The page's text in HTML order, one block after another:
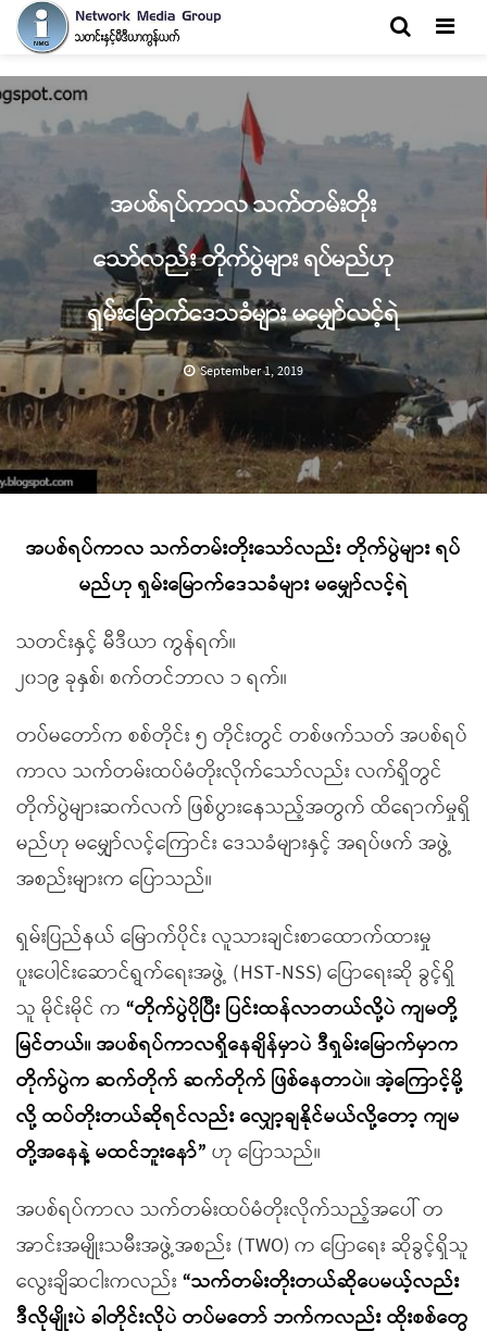
အပစ်ရပ်ကာလ သက်တမ်းတိုး
သော်လည်း တိုက်ပွဲများ ရပ်မည်ဟု
ရှမ်းမြောက်ဒေသခံများ မမျှော်လင့်ရဲ
September 1, 2019
အပစ်ရပ်ကာလ သက်တမ်းတိုးသော်လည်း တိုက်ပွဲများ ရပ်
မည်ဟု ရှမ်းမြောက်ဒေသခံများ မမျှော်လင့်ရဲ
သတင်းနှင့် မီဒီယာ ကွန်ရက်။
၂၀၁၉ ခုနှစ်၊ စက်တင်ဘာလ ၁ ရက်။
တပ်မတော်က စစ်တိုင်း ၅ တိုင်းတွင် တစ်ဖက်သတ် အပစ်ရပ်
ကာလ သက်တမ်းထပ်မံတိုးလိုက်သော်လည်း လက်ရှိတွင်
တိုက်ပွဲများဆက်လက် ဖြစ်ပွားနေသည့်အတွက် ထိရောက်မှုရှိ
မည်ဟု မမျှော်လင့်ကြောင်း ဒေသခံများနှင့် အရပ်ဖက် အဖွဲ့
အစည်းများက ပြောသည်။
ရှမ်းပြည်နယ် မြောက်ပိုင်း လူသားချင်းစာထောက်ထားမှု
ပူးပေါင်းဆောင်ရွက်ရေးအဖွဲ့ (HST-NSS) ပြောရေးဆို ခွင့်ရှိ
သူ မိုင်းမိုင် က “တိုက်ပွဲပိုပြီး ပြင်းထန်လာတယ်လို့ပဲ ကျမတို့
မြင်တယ်။ အပစ်ရပ်ကာလရှိနေချိန်မှာပဲ ဒီရှမ်းမြောက်မှာက
တိုက်ပွဲက ဆက်တိုက် ဆက်တိုက် ဖြစ်နေတာပဲ။ အဲ့ကြောင့်မို့
လို့ ထပ်တိုးတယ်ဆိုရင်လည်း လျှော့ချနိုင်မယ်လို့တော့ ကျမ
တို့အနေနဲ့ မထင်ဘူးနော်” ဟု ပြောသည်။
အပစ်ရပ်ကာလ သက်တမ်းထပ်မံတိုးလိုက်သည့်အပေါ် တ
အာင်းအမျိုးသမီးအဖွဲ့အစည်း (TWO) က ပြောရေး ဆိုခွင့်ရှိသူ
လွေးချိဆငါးကလည်း “သက်တမ်းတိုးတယ်ဆိုပေမယ့်လည်း
ဒီလိုမျိုးပဲ ခါတိုင်းလိုပဲ တပ်မတော် ဘက်ကလည်း ထိုးစစ်တွေ